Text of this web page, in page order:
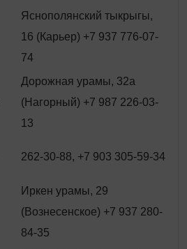
Яснополянский тыкрыгы,
16 (Карьер) +7 937 776-07-
74
Дорожная урамы, 32а
(Нагорный) +7 987 226-03-
13
262-30-88, +7 903 305-59-34
Иркен урамы, 29
(Вознесенское) +7 937 280-
84-35